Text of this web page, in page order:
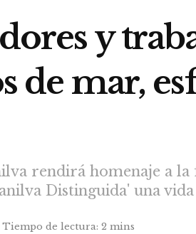
y
de mar,
rendirá homenaje a
Distinguida' una
Tiempo de lectura: 2 mins